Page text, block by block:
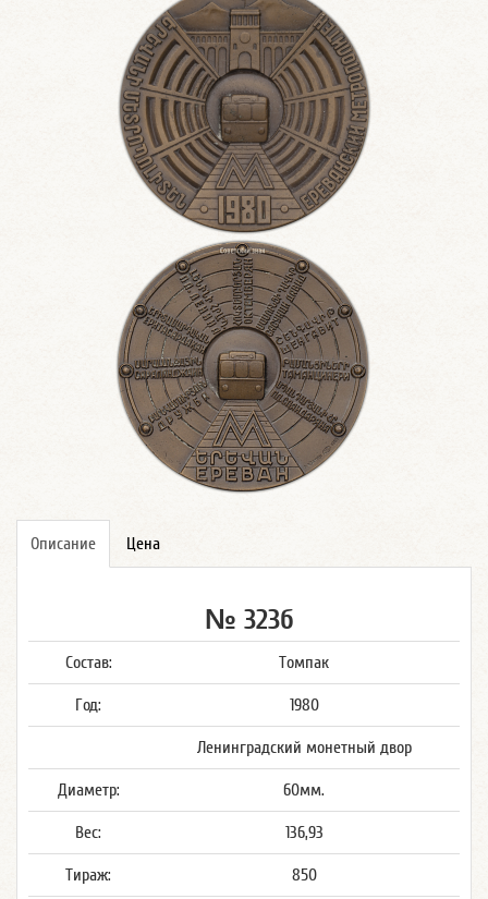
Описание Цена
№ 323б
Состав: Томпак
Год: 1980
Ленинградский монетный двор
Диаметр: 60мм.
Вес: 136,93
Тираж: 850